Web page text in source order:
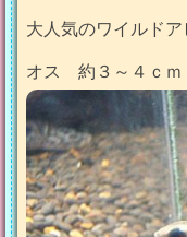
大人気のワイルドア
オス 約３～４ｃｍ